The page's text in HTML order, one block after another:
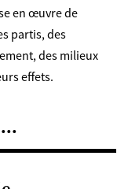
en œuvre de
partis, des
des milieux
effets.